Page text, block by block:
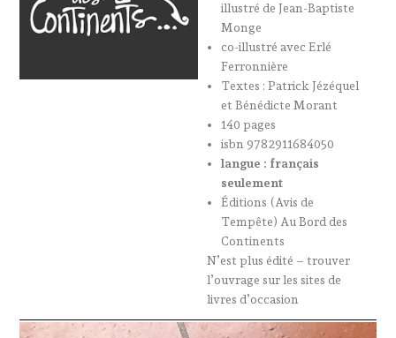
illustré de Jean-Baptiste
Monge
co-illustré avec Erlé
Ferronnière
Textes : Patrick Jézéquel
et Bénédicte Morant
140 pages
isbn 9782911684050
langue : français
seulement
Éditions (Avis de
Tempête) Au Bord des
Continents
N’est plus édité – trouver
l’ouvrage sur les sites de
livres d’occasion